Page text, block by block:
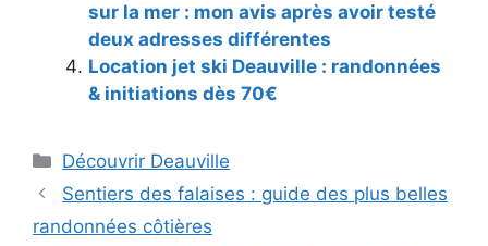
sur la mer : mon avis après avoir testé
deux adresses différentes
Location jet ski Deauville : randonnées
& initiations dès 70€
Catégories
Découvrir Deauville
Sentiers des falaises : guide des plus belles
randonnées côtières